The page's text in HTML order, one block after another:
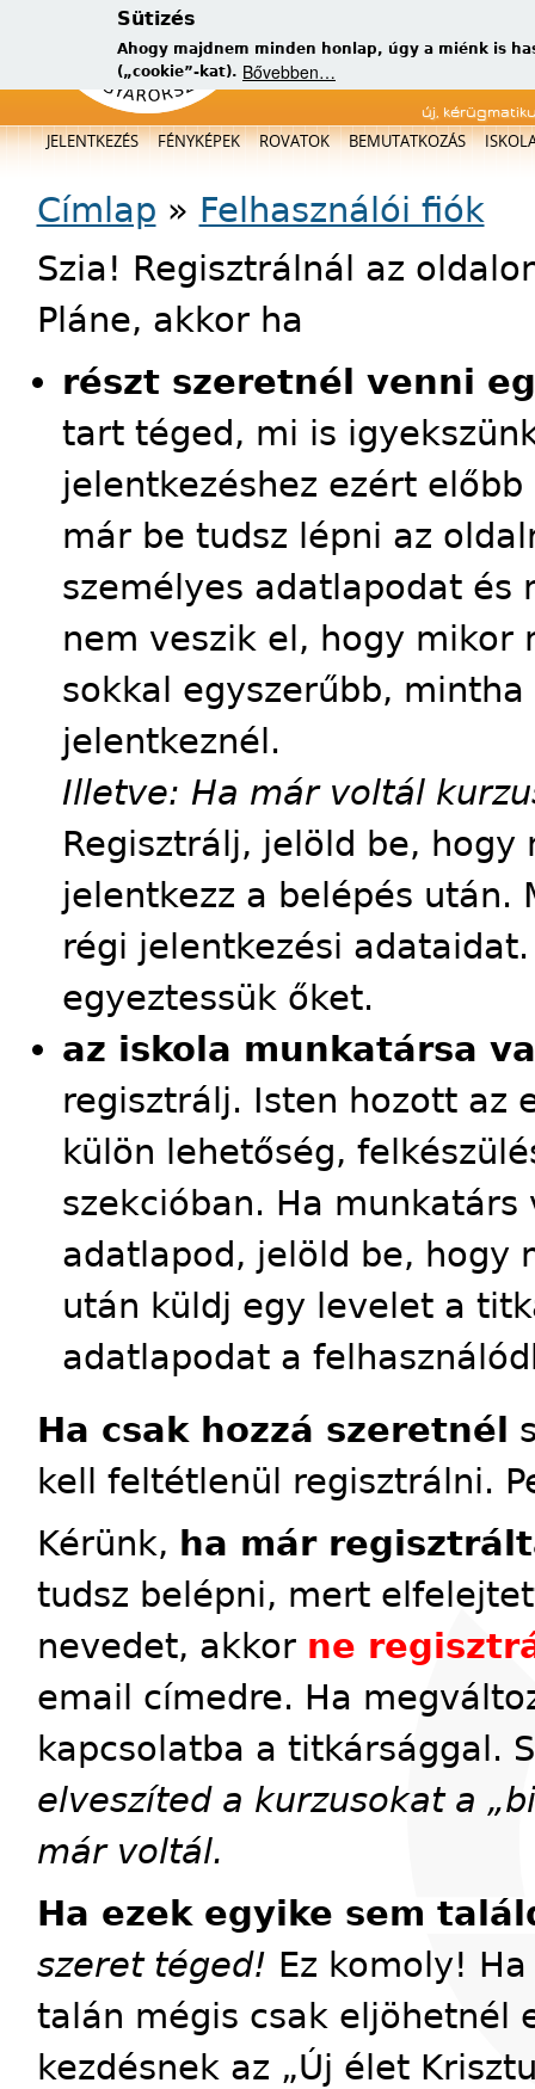
Sütizés
Ahogy majdnem minden honlap, úgy a miénk is
(„cookie”-kat). Bővebben…
új,
Főmenü
JELENTKEZÉS FÉNYKÉPEK ROVATOK BEMUTATKOZÁS
Jelenlegi hely
Címlap » Felhasználói fiók
Szia! Regisztrálnál az
Pláne, akkor ha
részt szeretnél venni
tart téged, mi is
jelentkezéshez ezért
már be tudsz lépni az
személyes adatlapodat és
nem veszik el, hogy mikor
sokkal egyszerűbb,
jelentkeznél.
Illetve: Ha már voltál
Regisztrálj, jelöld be,
jelentkezz a belépés után.
régi jelentkezési
egyeztessük őket.
az iskola munkatársa
regisztrálj. Isten hozott az
külön lehetőség,
szekcióban. Ha
adatlapod, jelöld be, hogy
után küldj egy levelet a
adatlapodat a
Ha csak hozzá szeretnél
kell feltétlenül regisztrálni.
Kérünk, ha már
tudsz belépni, mert
nevedet, akkor ne
email címedre. Ha
kapcsolatba a titkársággal.
elveszíted a kurzusokat a
már voltál.
Ha ezek egyike sem
szeret téged! Ez komoly!
talán mégis csak eljöhetnél
kezdésnek az „Új élet